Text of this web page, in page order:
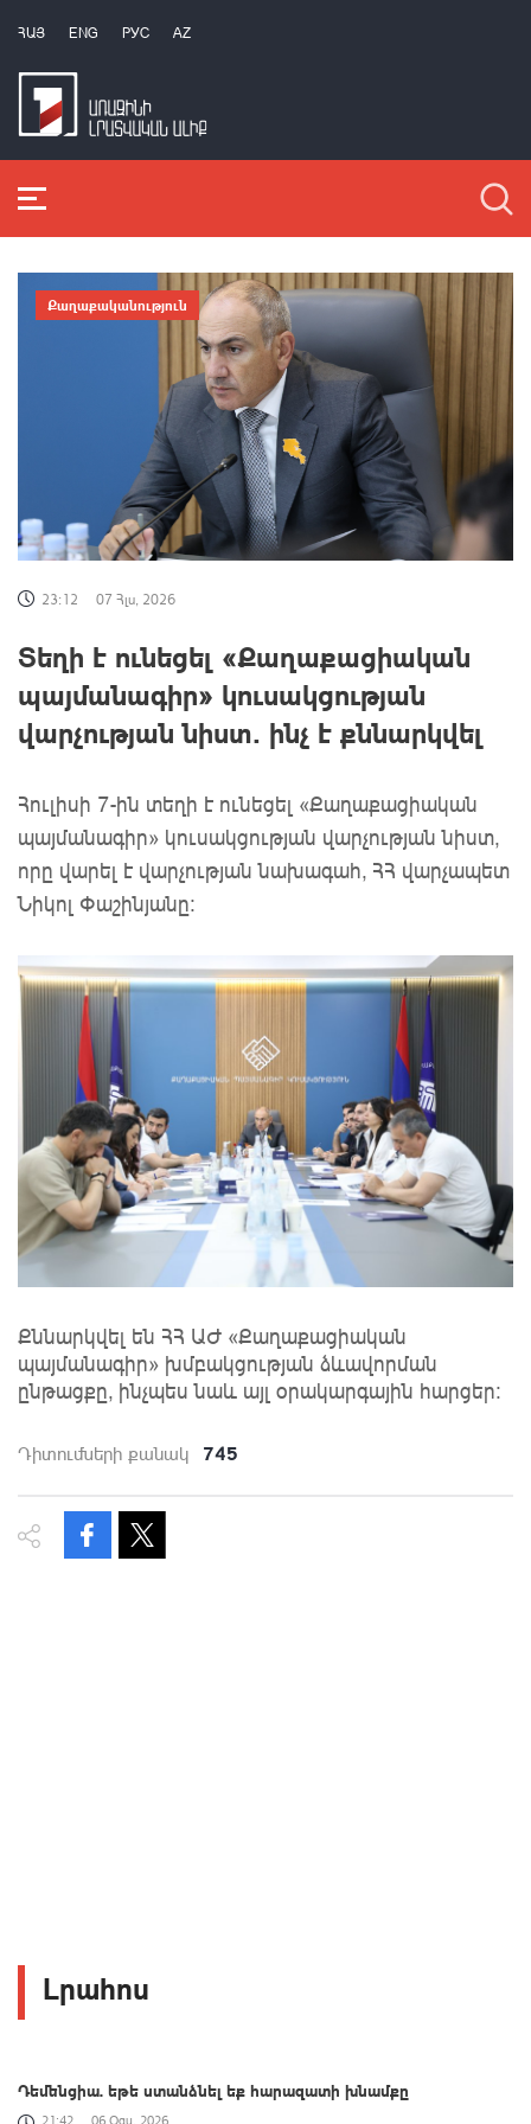
ՀԱՅ ENG РУС AZ
Քաղաքականություն
23:12 07 Հլս, 2026
Տեղի է ունեցել «Քաղաքացիական
պայմանագիր» կուսակցության
վարչության նիստ․ ինչ է քննարկվել
Հուլիսի 7-ին տեղի է ունեցել «Քաղաքացիական
պայմանագիր» կուսակցության վարչության նիստ,
որը վարել է վարչության նախագահ, ՀՀ վարչապետ
Նիկոլ Փաշինյանը։
Քննարկվել են ՀՀ ԱԺ «Քաղաքացիական
պայմանագիր» խմբակցության ձևավորման
ընթացքը, ինչպես նաև այլ օրակարգային հարցեր։
Դիտումների քանակ 745
Լրահոս
Դեմենցիա. եթե ստանձնել եք հարազատի խնամքը